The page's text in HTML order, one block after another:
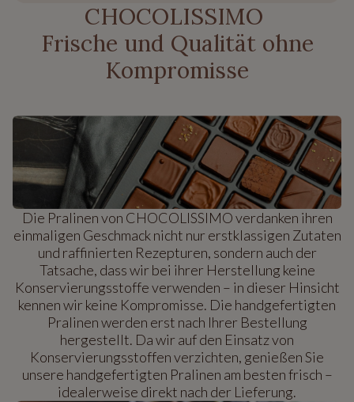
CHOCOLISSIMO
Frische und Qualität ohne
Kompromisse
Die Pralinen von CHOCOLISSIMO verdanken ihren
einmaligen Geschmack nicht nur erstklassigen Zutaten
und raffinierten Rezepturen, sondern auch der
Tatsache, dass wir bei ihrer Herstellung keine
Konservierungsstoffe verwenden – in dieser Hinsicht
kennen wir keine Kompromisse. Die handgefertigten
Pralinen werden erst nach Ihrer Bestellung
hergestellt. Da wir auf den Einsatz von
Konservierungsstoffen verzichten, genießen Sie
unsere handgefertigten Pralinen am besten frisch –
idealerweise direkt nach der Lieferung.